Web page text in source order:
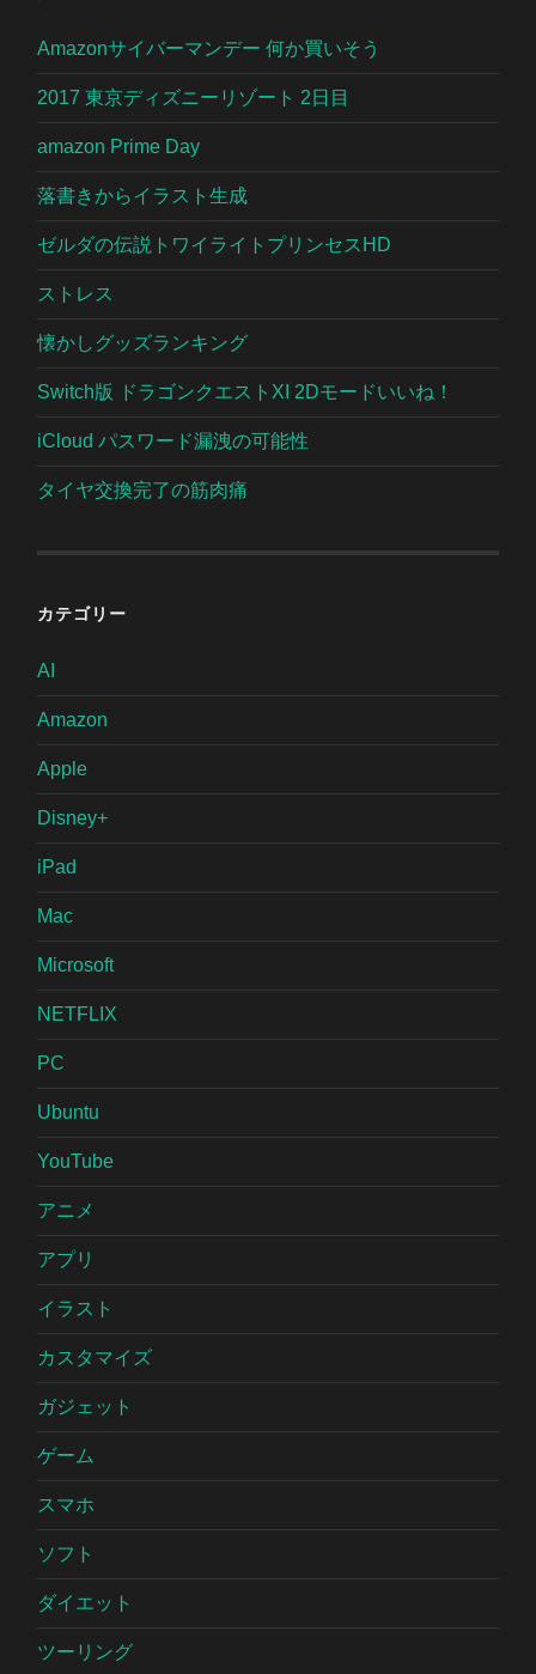
Amazonサイバーマンデー 何か買いそう
2017 東京ディズニーリゾート 2日目
amazon Prime Day
落書きからイラスト生成
ゼルダの伝説トワイライトプリンセスHD
ストレス
懐かしグッズランキング
Switch版 ドラゴンクエストXI 2Dモードいいね！
iCloud パスワード漏洩の可能性
タイヤ交換完了の筋肉痛
カテゴリー
AI
Amazon
Apple
Disney+
iPad
Mac
Microsoft
NETFLIX
PC
Ubuntu
YouTube
アニメ
アプリ
イラスト
カスタマイズ
ガジェット
ゲーム
スマホ
ソフト
ダイエット
ツーリング